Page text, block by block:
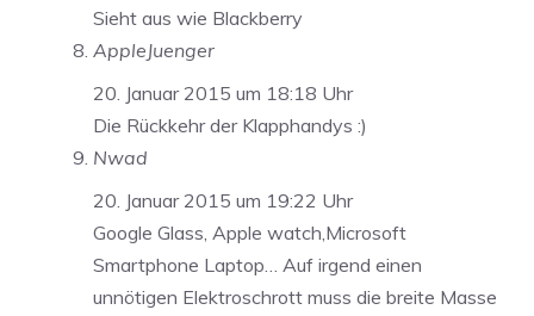
Sieht aus wie Blackberry
AppleJuenger
20. Januar 2015 um 18:18 Uhr
Die Rückkehr der Klapphandys :)
Nwad
20. Januar 2015 um 19:22 Uhr
Google Glass, Apple watch,Microsoft
Smartphone Laptop… Auf irgend einen
unnötigen Elektroschrott muss die breite Masse